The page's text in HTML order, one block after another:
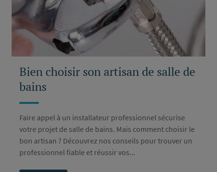
Bien choisir son artisan de salle de
bains
Faire appel à un installateur professionnel sécurise
votre projet de salle de bains. Mais comment choisir le
bon artisan ? Découvrez nos conseils pour trouver un
professionnel fiable et réussir vos...